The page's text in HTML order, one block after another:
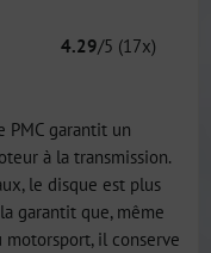
4.29/5 (17x)
PMC garantit un
à la transmission.
le disque est plus
garantit que, même
il conserve